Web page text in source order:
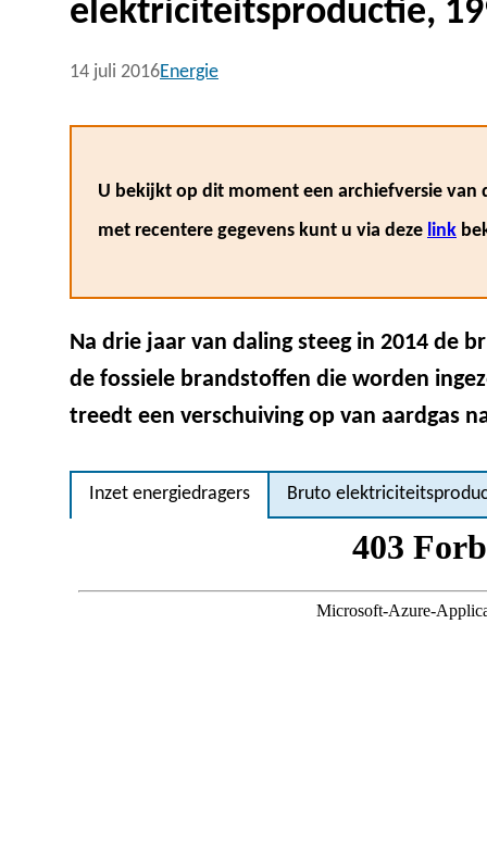
elektriciteitsproductie,
14 juli 2016Energie
U bekijkt op dit moment een archiefversie van
met recentere gegevens kunt u via deze link
Na drie jaar van daling steeg in 2014 de
de fossiele brandstoffen die worden
treedt een verschuiving op van aardgas
Inzet energiedragers Bruto